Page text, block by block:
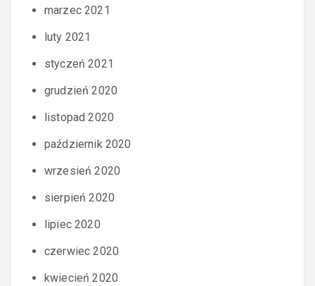
marzec 2021
luty 2021
styczeń 2021
grudzień 2020
listopad 2020
październik 2020
wrzesień 2020
sierpień 2020
lipiec 2020
czerwiec 2020
kwiecień 2020